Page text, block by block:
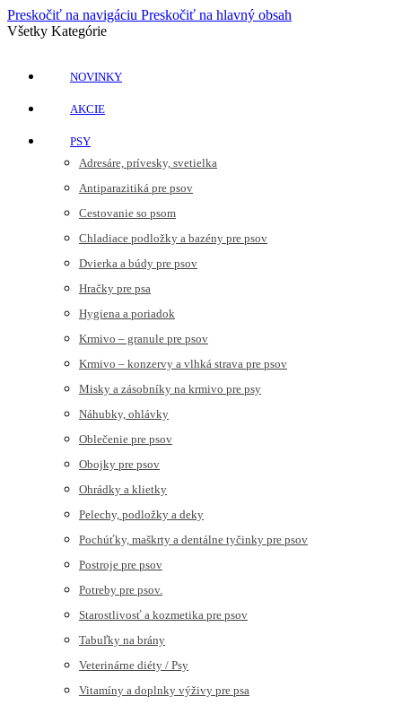
Preskočiť na navigáciu Preskočiť na hlavný obsah
Všetky Kategórie
NOVINKY
AKCIE
PSY
Adresáre, prívesky, svetielka
Antiparazitiká pre psov
Cestovanie so psom
Chladiace podložky a bazény pre psov
Dvierka a búdy pre psov
Hračky pre psa
Hygiena a poriadok
Krmivo – granule pre psov
Krmivo – konzervy a vlhká strava pre psov
Misky a zásobníky na krmivo pre psy
Náhubky, ohlávky
Oblečenie pre psov
Obojky pre psov
Ohrádky a klietky
Pelechy, podložky a deky
Pochúťky, maškrty a dentálne tyčinky pre psov
Postroje pre psov
Potreby pre psov.
Starostlivosť a kozmetika pre psov
Tabuľky na brány
Veterinárne diéty / Psy
Vitamíny a doplnky výživy pre psa